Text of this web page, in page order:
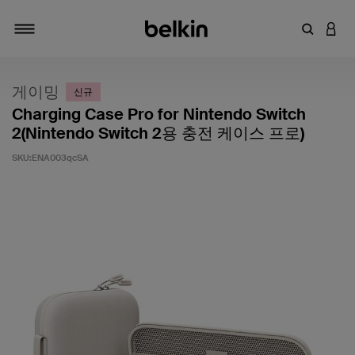
키워드
게이밍 신규
Charging Case Pro for Nintendo Switch
2(Nintendo Switch 2용 충전 케이스 프로)
SKU:ENA003qcSA